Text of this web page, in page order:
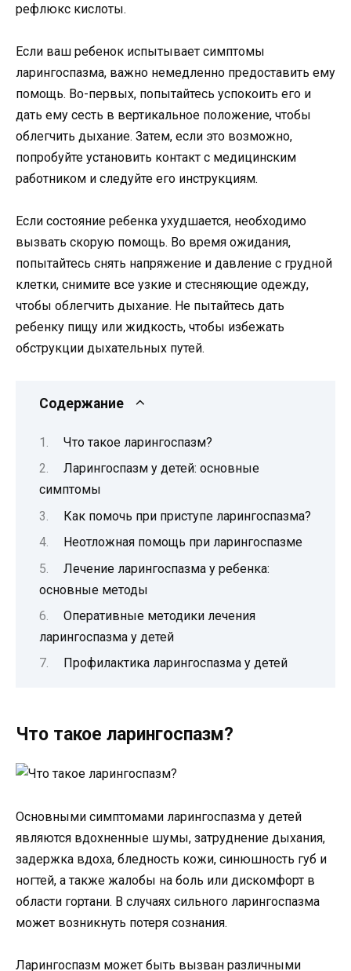
рефлюкс кислоты.
Если ваш ребенок испытывает симптомы
ларингоспазма, важно немедленно предоставить ему
помощь. Во-первых, попытайтесь успокоить его и
дать ему сесть в вертикальное положение, чтобы
облегчить дыхание. Затем, если это возможно,
попробуйте установить контакт с медицинским
работником и следуйте его инструкциям.
Если состояние ребенка ухудшается, необходимо
вызвать скорую помощь. Во время ожидания,
попытайтесь снять напряжение и давление с грудной
клетки, снимите все узкие и стесняющие одежду,
чтобы облегчить дыхание. Не пытайтесь дать
ребенку пищу или жидкость, чтобы избежать
обструкции дыхательных путей.
Содержание
Что такое ларингоспазм?
Ларингоспазм у детей: основные
симптомы
Как помочь при приступе ларингоспазма?
Неотложная помощь при ларингоспазме
Лечение ларингоспазма у ребенка:
основные методы
Оперативные методики лечения
ларингоспазма у детей
Профилактика ларингоспазма у детей
Что такое ларингоспазм?
Основными симптомами ларингоспазма у детей
являются вдохненные шумы, затруднение дыхания,
задержка вдоха, бледность кожи, синюшность губ и
ногтей, а также жалобы на боль или дискомфорт в
области гортани. В случаях сильного ларингоспазма
может возникнуть потеря сознания.
Ларингоспазм может быть вызван различными